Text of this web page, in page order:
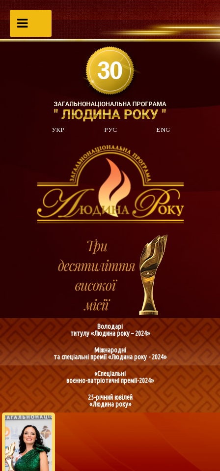
УКР РУС ENG
Володарі
титулу «Людина року – 2024»
Міжнародні
та спеціальні премії «Людина року - 2024»
«Спеціальні
воєнно-патріотичні премії-2024»
25-річний ювілей
«Людина року»